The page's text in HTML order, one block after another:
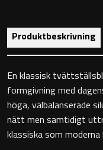
Krokar
Produktbeskrivning
En klassisk
formgivning med
höga, välbalanserade
nätt men samtidigt
klassiska som moderna